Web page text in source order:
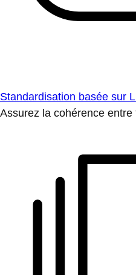
Standardisation basée sur
Assurez la cohérence